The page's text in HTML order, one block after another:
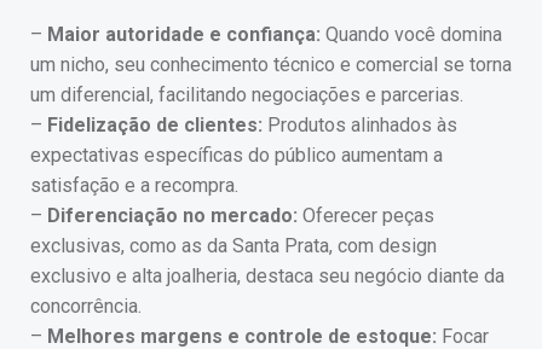
– Maior autoridade e confiança: Quando você domina
um nicho, seu conhecimento técnico e comercial se torna
um diferencial, facilitando negociações e parcerias.
– Fidelização de clientes: Produtos alinhados às
expectativas específicas do público aumentam a
satisfação e a recompra.
– Diferenciação no mercado: Oferecer peças
exclusivas, como as da Santa Prata, com design
exclusivo e alta joalheria, destaca seu negócio diante da
concorrência.
– Melhores margens e controle de estoque: Focar